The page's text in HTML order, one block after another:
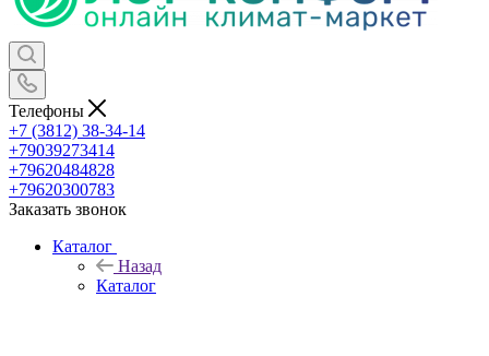
Телефоны
+7 (3812) 38-34-14
+79039273414
+79620484828
+79620300783
Заказать звонок
Каталог
Назад
Каталог